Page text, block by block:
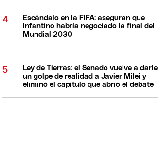
Escándalo en la FIFA: aseguran que
Infantino habría negociado la final del
Mundial 2030
Ley de Tierras: el Senado vuelve a darle
un golpe de realidad a Javier Milei y
eliminó el capítulo que abrió el debate